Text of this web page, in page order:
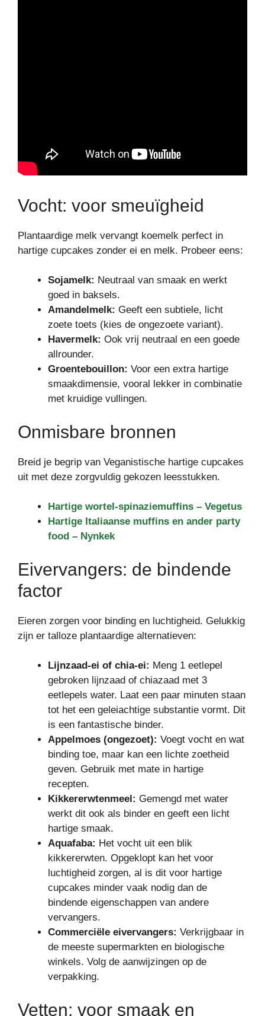
Vocht: voor smeuïgheid
Plantaardige melk vervangt koemelk perfect in
hartige cupcakes zonder ei en melk. Probeer eens:
Sojamelk: Neutraal van smaak en werkt
goed in baksels.
Amandelmelk: Geeft een subtiele, licht
zoete toets (kies de ongezoete variant).
Havermelk: Ook vrij neutraal en een goede
allrounder.
Groentebouillon: Voor een extra hartige
smaakdimensie, vooral lekker in combinatie
met kruidige vullingen.
Onmisbare bronnen
Breid je begrip van Veganistische hartige cupcakes
uit met deze zorgvuldig gekozen leesstukken.
Hartige wortel-spinaziemuffins – Vegetus
Hartige Italiaanse muffins en ander party
food – Nynkek
Eivervangers: de bindende
factor
Eieren zorgen voor binding en luchtigheid. Gelukkig
zijn er talloze plantaardige alternatieven:
Lijnzaad-ei of chia-ei: Meng 1 eetlepel
gebroken lijnzaad of chiazaad met 3
eetlepels water. Laat een paar minuten staan
tot het een geleiachtige substantie vormt. Dit
is een fantastische binder.
Appelmoes (ongezoet): Voegt vocht en wat
binding toe, maar kan een lichte zoetheid
geven. Gebruik met mate in hartige
recepten.
Kikkererwtenmeel: Gemengd met water
werkt dit ook als binder en geeft een licht
hartige smaak.
Aquafaba: Het vocht uit een blik
kikkererwten. Opgeklopt kan het voor
luchtigheid zorgen, al is dit voor hartige
cupcakes minder vaak nodig dan de
bindende eigenschappen van andere
vervangers.
Commerciële eivervangers: Verkrijgbaar in
de meeste supermarkten en biologische
winkels. Volg de aanwijzingen op de
verpakking.
Vetten: voor smaak en